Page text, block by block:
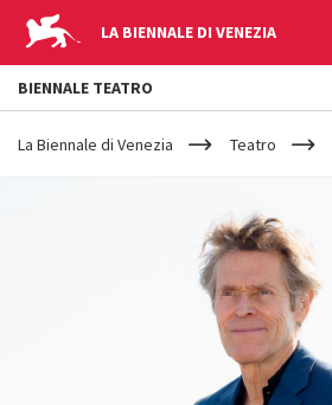
LA BIENNALE DI VENEZIA
YOUR
ARE
La Biennale di Venezia Teatro
BIENNALE TEATRO